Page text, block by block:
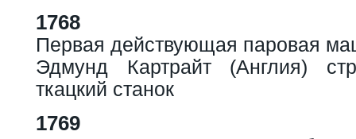
1768
Первая действующая паровая
Эдмунд Картрайт (Англия)
ткацкий станок
1769